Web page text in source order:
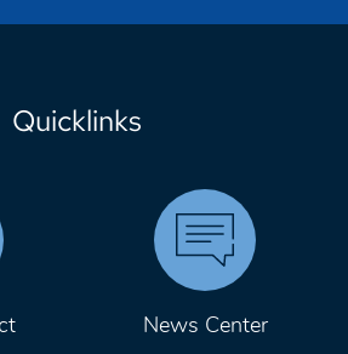
Quicklinks
News Center